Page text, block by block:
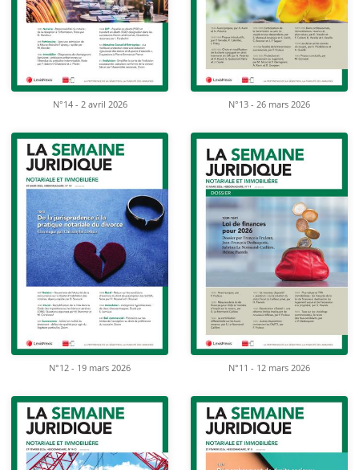
N°14 - 2 avril 2026 N°13 - 26 mars 2026
N°12 - 19 mars 2026 N°11 - 12 mars 2026